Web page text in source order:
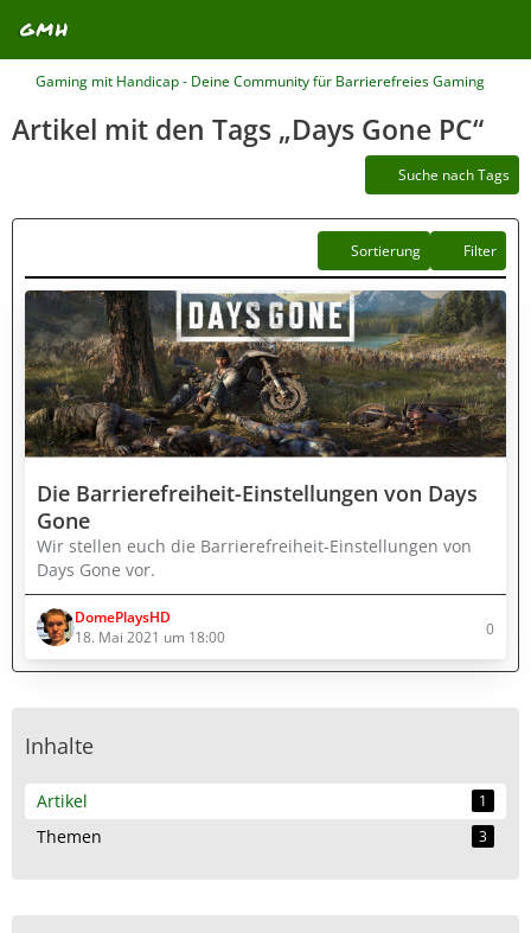
Gaming mit Handicap - Deine Community für Barrierefreies Gaming
Artikel mit den Tags „Days Gone PC“
Suche nach Tags
Sortierung Filter
Die Barrierefreiheit-Einstellungen von Days
Gone
Wir stellen euch die Barrierefreiheit-Einstellungen von
Days Gone vor.
DomePlaysHD
18. Mai 2021 um 18:00
0
Inhalte
Artikel 1
Themen 3